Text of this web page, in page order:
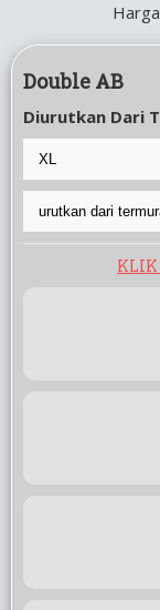
Double AB
Diurutkan Dari
KLIK